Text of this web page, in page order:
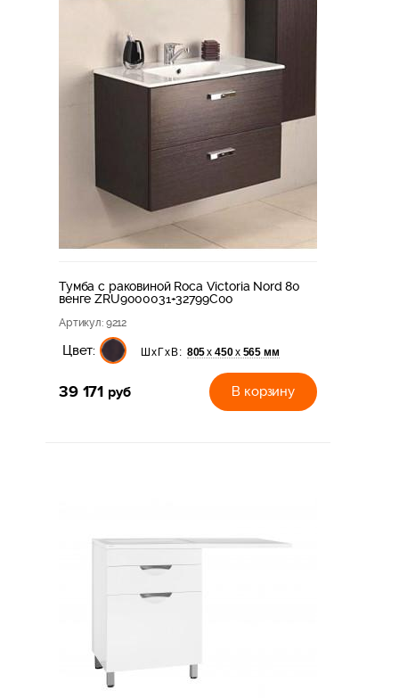
Тумба с раковиной Roca Victoria Nord 80
венге ZRU9000031+32799C00
Артикул: 9212
Цвет: ШхГхВ: 805х 450х 565 мм
39 171 руб В корзину